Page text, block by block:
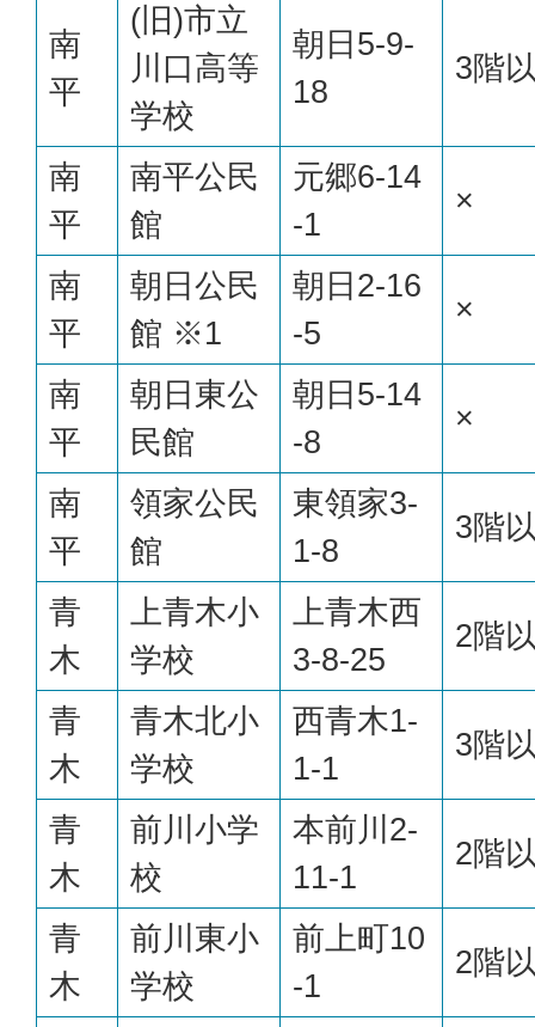
南
平
(旧)市立
川口高等
学校
朝日5-9-
18
3階
南
平
南平公民
館
元郷6-14
-1
×
南
平
朝日公民
館 ※1
朝日2-16
-5
×
南
平
朝日東公
民館
朝日5-14
-8
×
南
平
領家公民
館
東領家3-
1-8
3階
青
木
上青木小
学校
上青木西
3-8-25
2階
青
木
青木北小
学校
西青木1-
1-1
3階
青
木
前川小学
校
本前川2-
11-1
2階
青
木
前川東小
学校
前上町10
-1
2階